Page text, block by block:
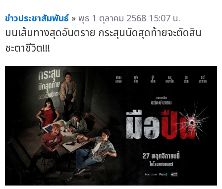
ข่าวประชาสัมพันธ์ »พุธ 1 ตุลาคม 2568 15:07 น.
บนเส้นทางสุดอันตราย กระสุนนัดสุดท้ายจะตัดสิน
ชะตาชีวิต!!!